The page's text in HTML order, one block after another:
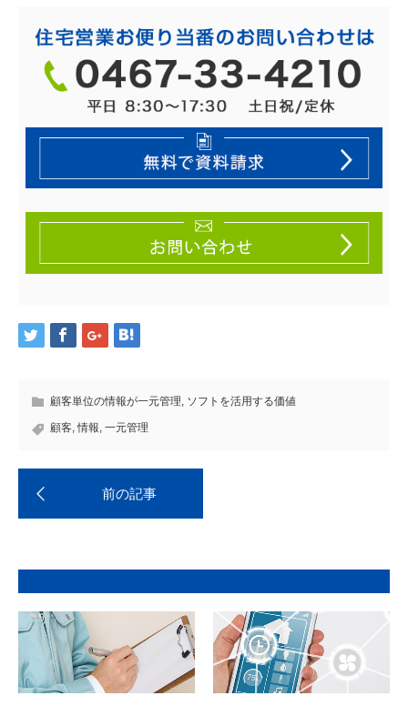
顧客単位の情報が一元管理, ソフトを活用する価値
顧客,情報, 一元管理